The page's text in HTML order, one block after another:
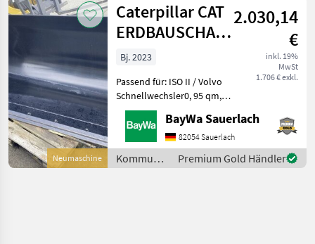
schwenkbar
Caterpillar
Neumaschine
Caterpillar CAT
ERDBAUSCHAUFEL
0,95 M³ ISO
2.030,14
€
inkl. 19%
MwSt
1.706 € exkl.
Bj. 2023
Passend für: ISO II / Volvo
Schnellwechsler0, 95 qm,
364 kg, 1880mm
BreiteSchürfschiene
Kommunalgeräte Sonstige
Kommunalgeräte
BayWa Sauerlach
82054 Sauerlach
Kommunalgeräte
/
Premium Gold Händler